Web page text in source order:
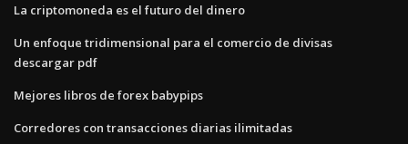
La criptomoneda es el futuro del dinero
Un enfoque tridimensional para el comercio de divisas
descargar pdf
Mejores libros de forex babypips
Corredores con transacciones diarias ilimitadas